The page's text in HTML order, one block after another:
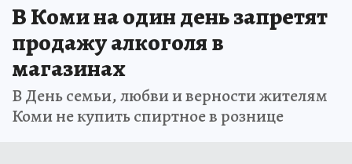
В Коми на один день запретят
продажу алкоголя в
магазинах
В День семьи, любви и верности жителям
Коми не купить спиртное в рознице